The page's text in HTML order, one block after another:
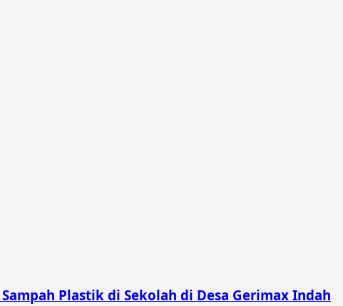
Plastik di Sekolah di Desa Gerimax Indah